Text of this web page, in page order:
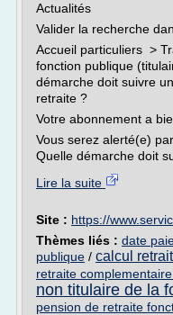
Actualités
Valider la recherche
Accueil particuliers >
fonction publique
démarche doit suivre
retraite ?
Votre abonnement a
Vous serez alerté(e)
Quelle démarche doit
Lire la suite
Site : https://
Thèmes liés : date
publique / calcul
retraite
non titulaire de la
pension de retraite